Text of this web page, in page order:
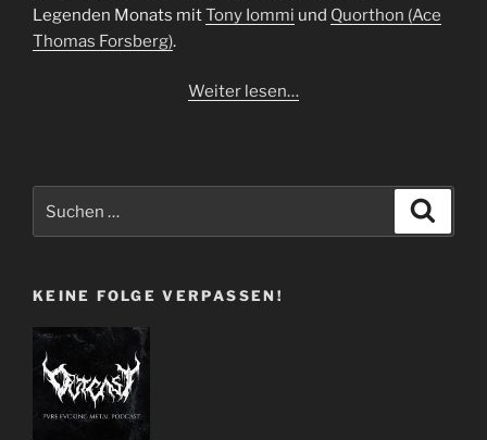
Legenden Monats mitTony Iommi und Quorthon (Ace
Thomas Forsberg).
Weiter lesen…
KEINE FOLGE VERPASSEN!